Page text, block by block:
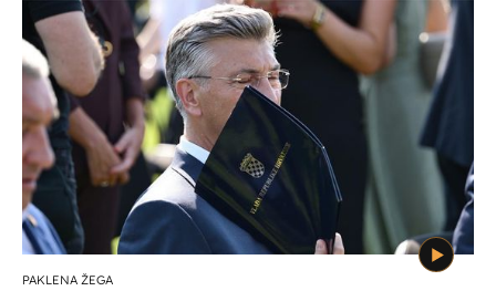
PAKLENA ŽEGA